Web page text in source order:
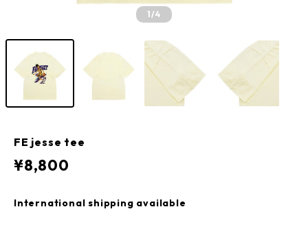
1/4
FE jesse tee
¥8,800
International shipping available